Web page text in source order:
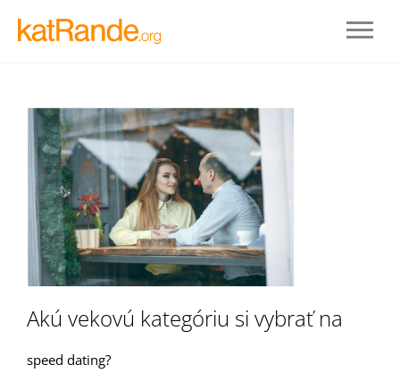
Prihlásenie
Akú vekovú kategóriu si vybrať na
speed dating?